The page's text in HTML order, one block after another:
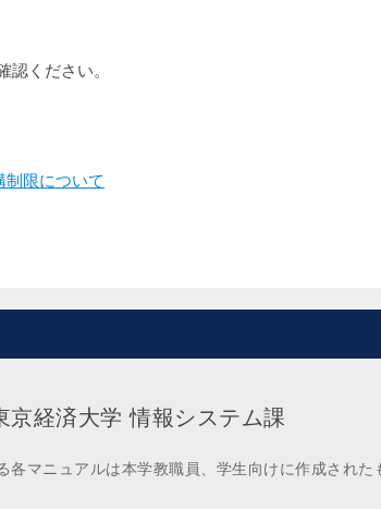
認ください。
限について
京経済大学 情報システム課
各マニュアルは本学教職員、学生向けに作成された